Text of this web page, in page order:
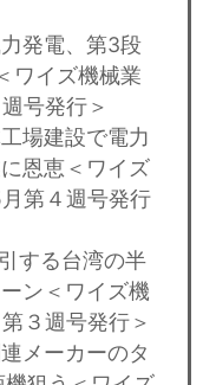
発電、第3段
ワイズ機械業
号発行＞
場建設で電力
恩恵＜ワイズ
第４週号発行
する台湾の半
ン＜ワイズ機
３週号発行＞
メーカーのタ